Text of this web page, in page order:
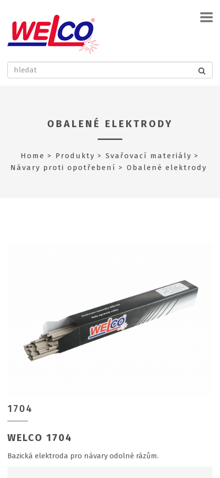
OBALENÉ ELEKTRODY
Home Produkty
Svařovací materiály
Návary proti opotřebení
Obalené elektrody
1704
WELCO 1704
Bazická elektroda pro návary odolné rázům.